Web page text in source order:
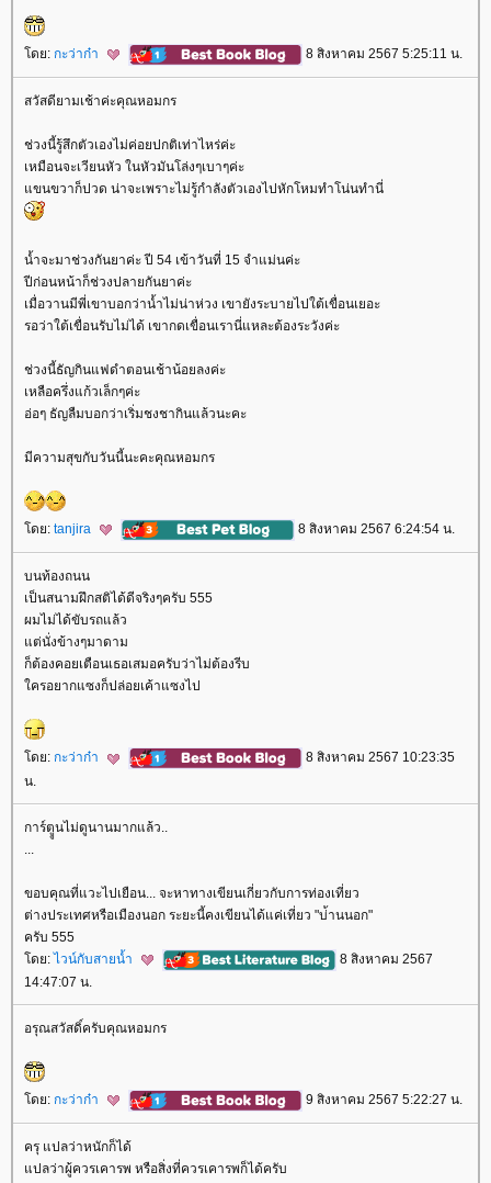
ดย: กะว่าก๋า 8 สิงหาคม 2567 5:25:11 น.
สวัสดียามเช้าค่ะคุณหอมกร
ช่วงนี้รู้สึกตัวเองไม่ค่อยปกติเท่าไหร่ค่ะ
เหมือนจะเวียนหัว ในหัวมันโล่งๆเบาๆค่ะ
ขนขวาก็ปวด น่าจะเพราะไม่รู้กำลังตัวเองไปหักโหมทำโน่นทำนี่
น้ำจะมาช่วงกันยาค่ะ ปี 54 เข้าวันที่ 15 จำแม่นค่ะ
ปีก่อนหน้าก็ช่วงปลายกันยาค่ะ
เมื่อวานมีพี่เขาบอกว่าน้ำไม่น่าห่วง เขายังระบายไปใต้เขื่อนเยอะ
รอว่าใต้เขื่อนรับไม่ได้ เขากดเขื่อนเรานี่แหละต้องระวังค่ะ
ช่วงนี้ธัญกินแฟดำตอนเช้าน้อยลงค่ะ
เหลือครึ่งแก้วเล็กๆค่ะ
อ่อๆ ธัญลืมบอกว่าเริ่มชงชากินแล้วนะคะ
มีความสุขกับวันนี้นะคะคุณหอมกร
ดย: tanjira 8 สิงหาคม 2567 6:24:54 น.
บนท้องถนน
เป็นสนามฝึกสติได้ดีจริงๆครับ 555
ผมไม่ได้ขับรถแล้ว
ต่นั่งข้างๆมาดาม
ก็ต้องคอยเตือนเธอเสมอครับว่าไม่ต้องรีบ
ครอยากแซงก็ปล่อยเค้าแซงไป
ดย: กะว่าก๋า
8 สิงหาคม 2567 10:23:35
น.
การ์ตููนไม่ดูนานมากแล้ว..
ขอบคุณที่แวะไปเยือน... จะหาทางเขียนเกี่ยวกับการท่องเที่ยว
ต่างประเทศหรือเมืองนอก ระยะนี้คงเขียนได้แค่เที่ยว "บ่้านนอก"
ครับ 555
ดย:ไวน์กับสายน้ำ
8 สิงหาคม 2567
14:47:07 น.
อรุณสวัสดิ์ครับคุณหอมกร
ดย: กะว่าก๋า 9 สิงหาคม 2567 5:22:27 น.
ครุ แปลว่าหนักก็ได้
ปลว่าผู้ควรเคารพ หรือสิ่งที่ควรเคารพก็ได้ครับ